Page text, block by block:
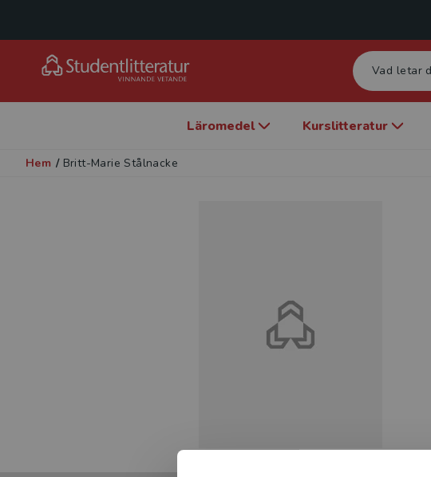
Läromedel Kurslitteratur
Hem / Britt-Marie Stålnacke